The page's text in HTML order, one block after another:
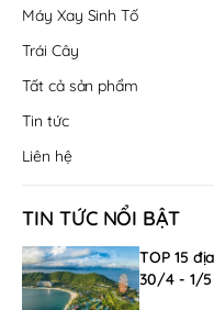
Máy Xay Sinh Tố
Trái Cây
Tất cả sản phẩm
Tin tức
Liên hệ
TIN TỨC NỔI BẬT
TOP 15
30/4 - 1/